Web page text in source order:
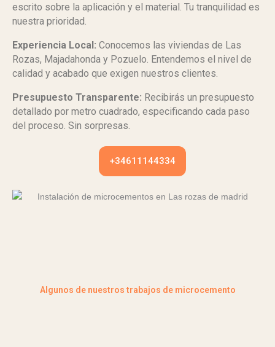
escrito sobre la aplicación y el material. Tu tranquilidad es
nuestra prioridad.
Experiencia Local: Conocemos las viviendas de Las
Rozas, Majadahonda y Pozuelo. Entendemos el nivel de
calidad y acabado que exigen nuestros clientes.
Presupuesto Transparente: Recibirás un presupuesto
detallado por metro cuadrado, especificando cada paso
del proceso. Sin sorpresas.
+34611144334
Algunos de nuestros trabajos de microcemento